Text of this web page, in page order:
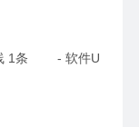
1条 - 软件U